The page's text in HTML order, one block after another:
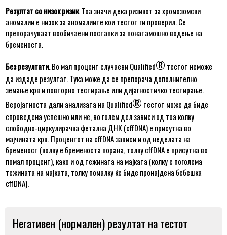
Резултат со низок ризик. Тоа значи дека ризикот за хромозомски
аномалии е низок за аномалиите кои тестот ги проверил. Се
препорачуваат вообичаени постапки за понатамошно водење на
бременоста.
Без резултати.Во мал процент случаеви Qualified® тестот неможе
да издаде резултат. Тука може да се препорача дополнително
земање крв и повторно тестирање или дијагностичко тестирање.
Веројатноста дали анализата на Qualified® тестот може да биде
спроведена успешно или не, во голем дел зависи од тоа колку
слободно-циркулирачка фетална ДНК (cffDNA) е присутна во
мајчината крв. Процентот на cffDNA зависи и од неделата на
бременост (колку е бременоста порана, толку cffDNA е присутна во
помал процент), како и од тежината на мајката (колку е поголема
тежината на мајката, толку помалку ќе биде пронајдена бебешка
cffDNA).
Негативен (нормален) резултат на тестот